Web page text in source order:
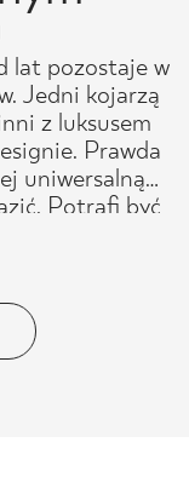
lat pozostaje w
Jedni kojarzą
z luksusem
Prawda
uniwersalną
Potrafi być
To kolor,
się jedynie